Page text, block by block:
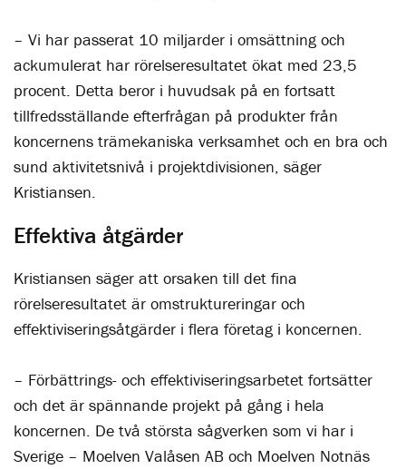
– Vi har passerat 10 miljarder i omsättning och
ackumulerat har rörelseresultatet ökat med 23,5
procent. Detta beror i huvudsak på en fortsatt
tillfredsställande efterfrågan på produkter från
koncernens trämekaniska verksamhet och en bra och
sund aktivitetsnivå i projektdivisionen, säger
Kristiansen.
Effektiva åtgärder
Kristiansen säger att orsaken till det fina
rörelseresultatet är omstruktureringar och
effektiviseringsåtgärder i flera företag i koncernen.
– Förbättrings- och effektiviseringsarbetet fortsätter
och det är spännande projekt på gång i hela
koncernen. De två största sågverken som vi har i
Sverige – Moelven Valåsen AB och Moelven Notnäs